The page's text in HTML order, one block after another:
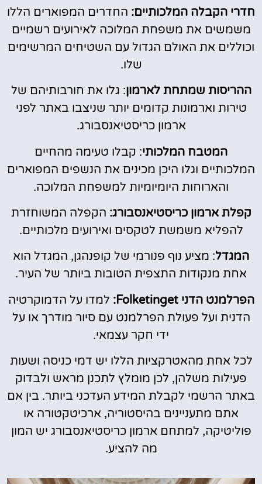
חדרי הקבלה המלכותיים: החדרים המפוארים הללו
משמשים את משפחת המלוכה לאירועים רשמיים
וכוללים את האולם הגדול עם השטיחים המרשימים
שלו.
ההריסות שמתחת לארמון: גלו את חורבותיהם של
טירות וארמונות קדומים יותר שניצבו באתר לפני
ארמון כריסטיאנסבורג.
המטבח המלכותי: קבלו טעימה מהחיים
המלכותיים וגלו היכן מכינים את הנשפים המפוארים
והארוחות היומיומיות למשפחת המלוכה.
קפלת ארמון כריסטיאנסבורג: הקפלה המשוחזרת
להפליא משמשת לטקסים ואירועים מלכותיים.
המגדל: מציע נוף פנורמי של קופנהגן, המגדל הוא
אחת מנקודות התצפית הטובות ביותר של העיר.
הפרלמנט הדני Folketinget:
למדו על הדמוקרטיה
הדנית ועל פעולת הפרלמנט עם סיור מודרך או על
ידי חקר עצמאי.
לכל אחת מהאטרקציות הללו יש דמי כניסה ושעות
פעילות משלהן, לכן מומלץ לתכנן מראש ולבדוק
באתר הרשמי לקבלת המידע העדכני ביותר. בין אם
אתם מתעניינים בהיסטוריה, ארכיטקטורה או
פוליטיקה, למתחם ארמון כריסטיאנסבורג יש המון
מה להציע.